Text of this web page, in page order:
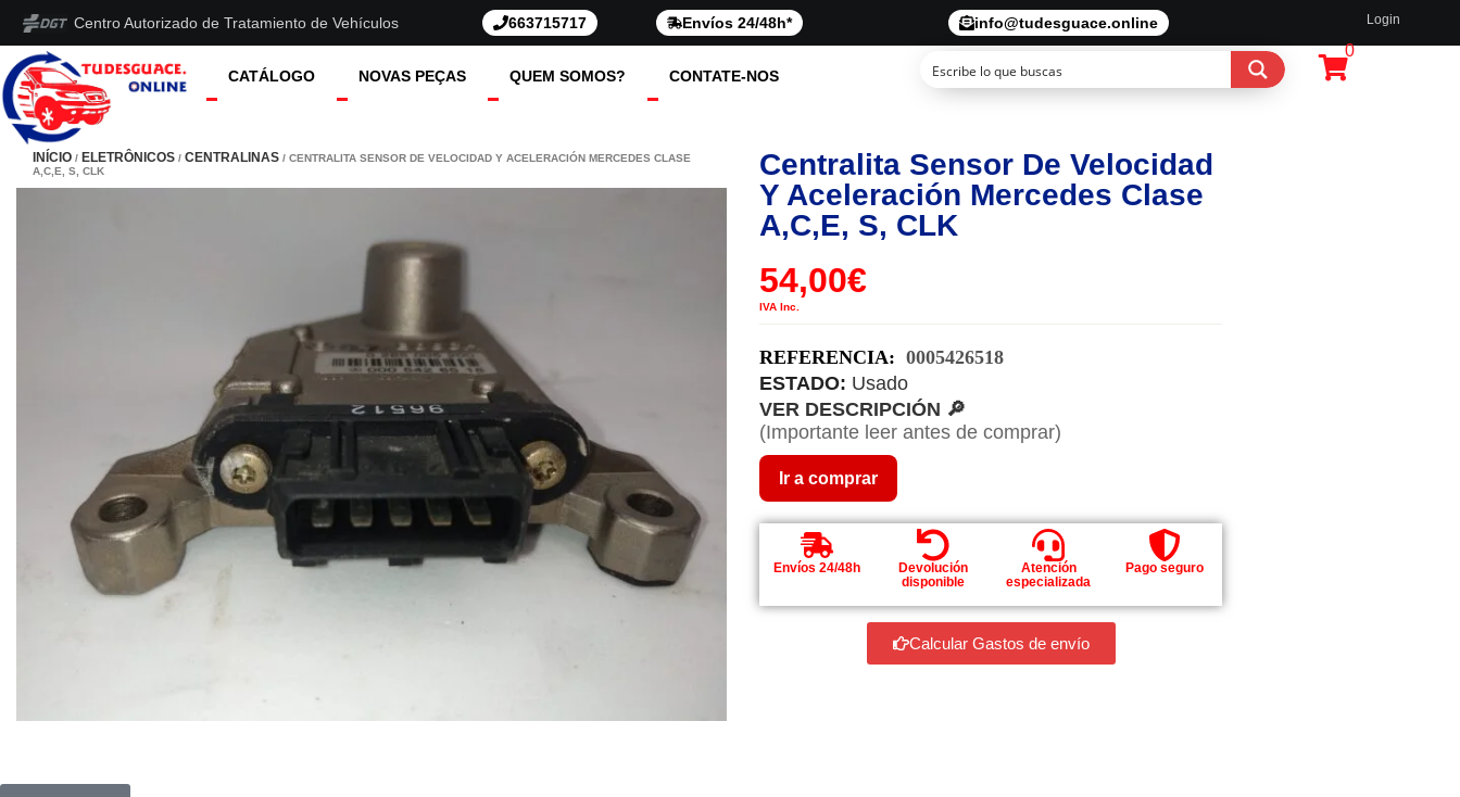
Centro Autorizado de Tratamiento de Vehículos 663715717 Envíos 24/48h* info@tudesguace.online Login
CATÁLOGO NOVAS PEÇAS QUEM SOMOS? CONTATE-NOS
0
INÍCIO / ELETRÔNICOS / CENTRALINAS / CENTRALITA SENSOR DE VELOCIDAD Y ACELERACIÓN MERCEDES CLASE
A,C,E, S, CLK
Centralita Sensor De Velocidad
Y Aceleración Mercedes Clase
A,C,E, S, CLK
54,00€
IVA Inc.
REFERENCIA: 0005426518
ESTADO: Usado
VER DESCRIPCIÓN 🔎
(Importante leer antes de comprar)
Ir a comprar
Envíos 24/48h
Devolución
disponible
Atención
especializada
Pago seguro
Calcular Gastos de envío